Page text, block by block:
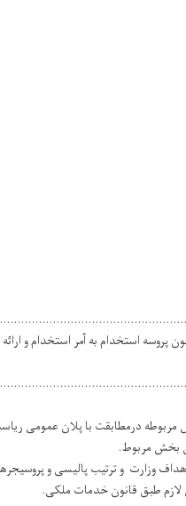
پروسه استخدام به آمر استخدام و